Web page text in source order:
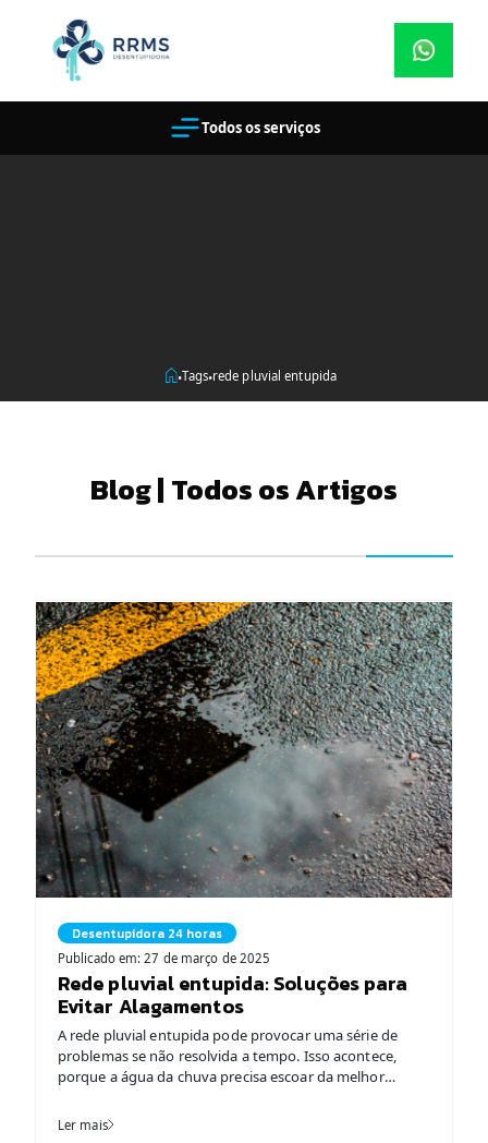
Todos os serviços
•Tags•rede pluvial entupida
Blog | Todos os Artigos
Desentupidora 24 horas
Publicado em: 27 de março de 2025
Rede pluvial entupida: Soluções para
Evitar Alagamentos
A rede pluvial entupida pode provocar uma série de
problemas se não resolvida a tempo. Isso acontece,
porque a água da chuva precisa escoar da melhor
todo o ambiente residencial e comercial. Sem
Ler mais